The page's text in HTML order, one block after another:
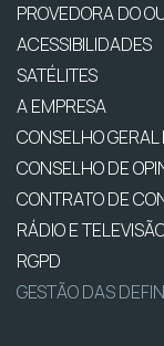
PROVEDORA DO
ACESSIBILIDADES
SATÉLITES
A EMPRESA
CONSELHO
CONSELHO DE
CONTRATO DE
RÁDIO E
RGPD
GESTÃO DAS